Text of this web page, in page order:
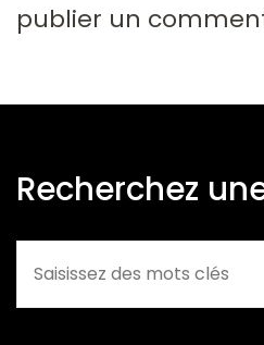
publier un
Recherchez